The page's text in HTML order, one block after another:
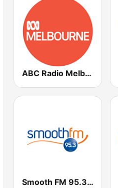
ABC Radio Melbourne
Smooth FM 95.3 Sydney